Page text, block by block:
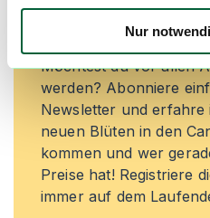
Nur
besten Preise
verpassen!
Möchtest du vor allen
werden? Abonniere
Newsletter und
neuen Blüten in den
kommen und wer
Preise hat! Registriere
immer auf dem